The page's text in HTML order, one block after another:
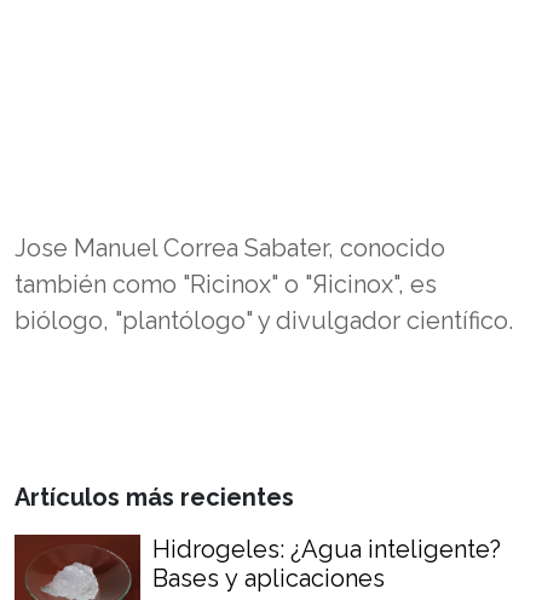
Jose Manuel Correa Sabater, conocido
también como "Ricinox" o "Яicinox", es
biólogo, "plantólogo" y divulgador científico.
Artículos más recientes
Hidrogeles: ¿Agua inteligente?
Bases y aplicaciones